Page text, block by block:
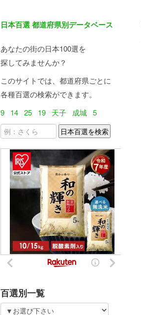
日本百選 都道府県別データベース
あなたの街の日本100選を
探してみませんか？
このサイトでは、都道府県ごとに
各種百選の検索ができます。
9
14 25 19 天子 成城 5
百選別一覧